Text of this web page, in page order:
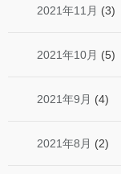
2021年11月 (3)
2021年10月 (5)
2021年9月 (4)
2021年8月 (2)